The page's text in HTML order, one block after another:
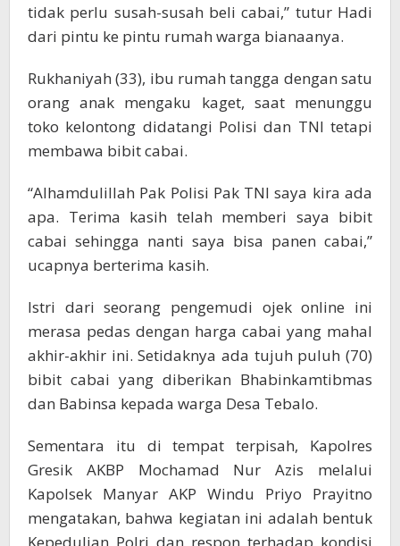
tidak perlu susah-susah beli cabai,” tutur Hadi
dari pintu ke pintu rumah warga bianaanya.
Rukhaniyah (33), ibu rumah tangga dengan satu
orang anak mengaku kaget, saat menunggu
toko kelontong didatangi Polisi dan TNI tetapi
membawa bibit cabai.
“Alhamdulillah Pak Polisi Pak TNI saya kira ada
apa. Terima kasih telah memberi saya bibit
cabai sehingga nanti saya bisa panen cabai,”
ucapnya berterima kasih.
Istri dari seorang pengemudi ojek online ini
merasa pedas dengan harga cabai yang mahal
akhir-akhir ini. Setidaknya ada tujuh puluh (70)
bibit cabai yang diberikan Bhabinkamtibmas
dan Babinsa kepada warga Desa Tebalo.
Sementara itu di tempat terpisah, Kapolres
Gresik AKBP Mochamad Nur Azis melalui
Kapolsek Manyar AKP Windu Priyo Prayitno
mengatakan, bahwa kegiatan ini adalah bentuk